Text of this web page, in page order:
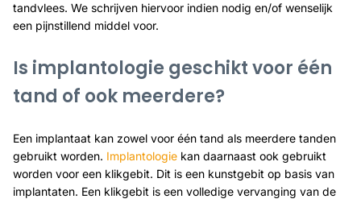
tandvlees. We schrijven hiervoor indien nodig en/of wenselijk
een pijnstillend middel voor.
Is implantologie geschikt voor één
tand of ook meerdere?
Een implantaat kan zowel voor één tand als meerdere tanden
gebruikt worden. Implantologie kan daarnaast ook gebruikt
worden voor een klikgebit. Dit is een kunstgebit op basis van
implantaten. Een klikgebit is een volledige vervanging van de